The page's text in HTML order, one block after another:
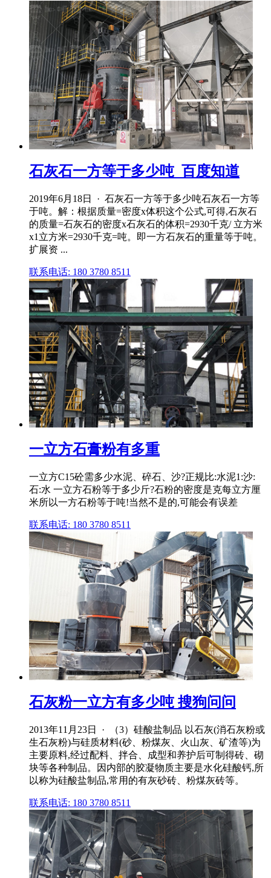
石灰石一方等于多少吨_百度知道
2019年6月18日 · 石灰石一方等于多少吨石灰石一方等
于吨。解：根据质量=密度x体积这个公式,可得,石灰石
的质量=石灰石的密度x石灰石的体积=2930千克/ 立方米
x1立方米=2930千克=吨。即一方石灰石的重量等于吨。
扩展资 ...
联系电话: 180 3780 8511
一立方石膏粉有多重
一立方C15砼需多少水泥、碎石、沙?正规比:水泥1:沙:
石:水 一立方石粉等于多少斤?石粉的密度是克每立方厘
米所以一方石粉等于吨!当然不是的,可能会有误差
联系电话: 180 3780 8511
石灰粉一立方有多少吨 搜狗问问
2013年11月23日 · （3）硅酸盐制品 以石灰(消石灰粉或
生石灰粉)与硅质材料(砂、粉煤灰、火山灰、矿渣等)为
主要原料,经过配料、拌合、成型和养护后可制得砖、砌
块等各种制品。因内部的胶凝物质主要是水化硅酸钙,所
以称为硅酸盐制品,常用的有灰砂砖、粉煤灰砖等。
联系电话: 180 3780 8511